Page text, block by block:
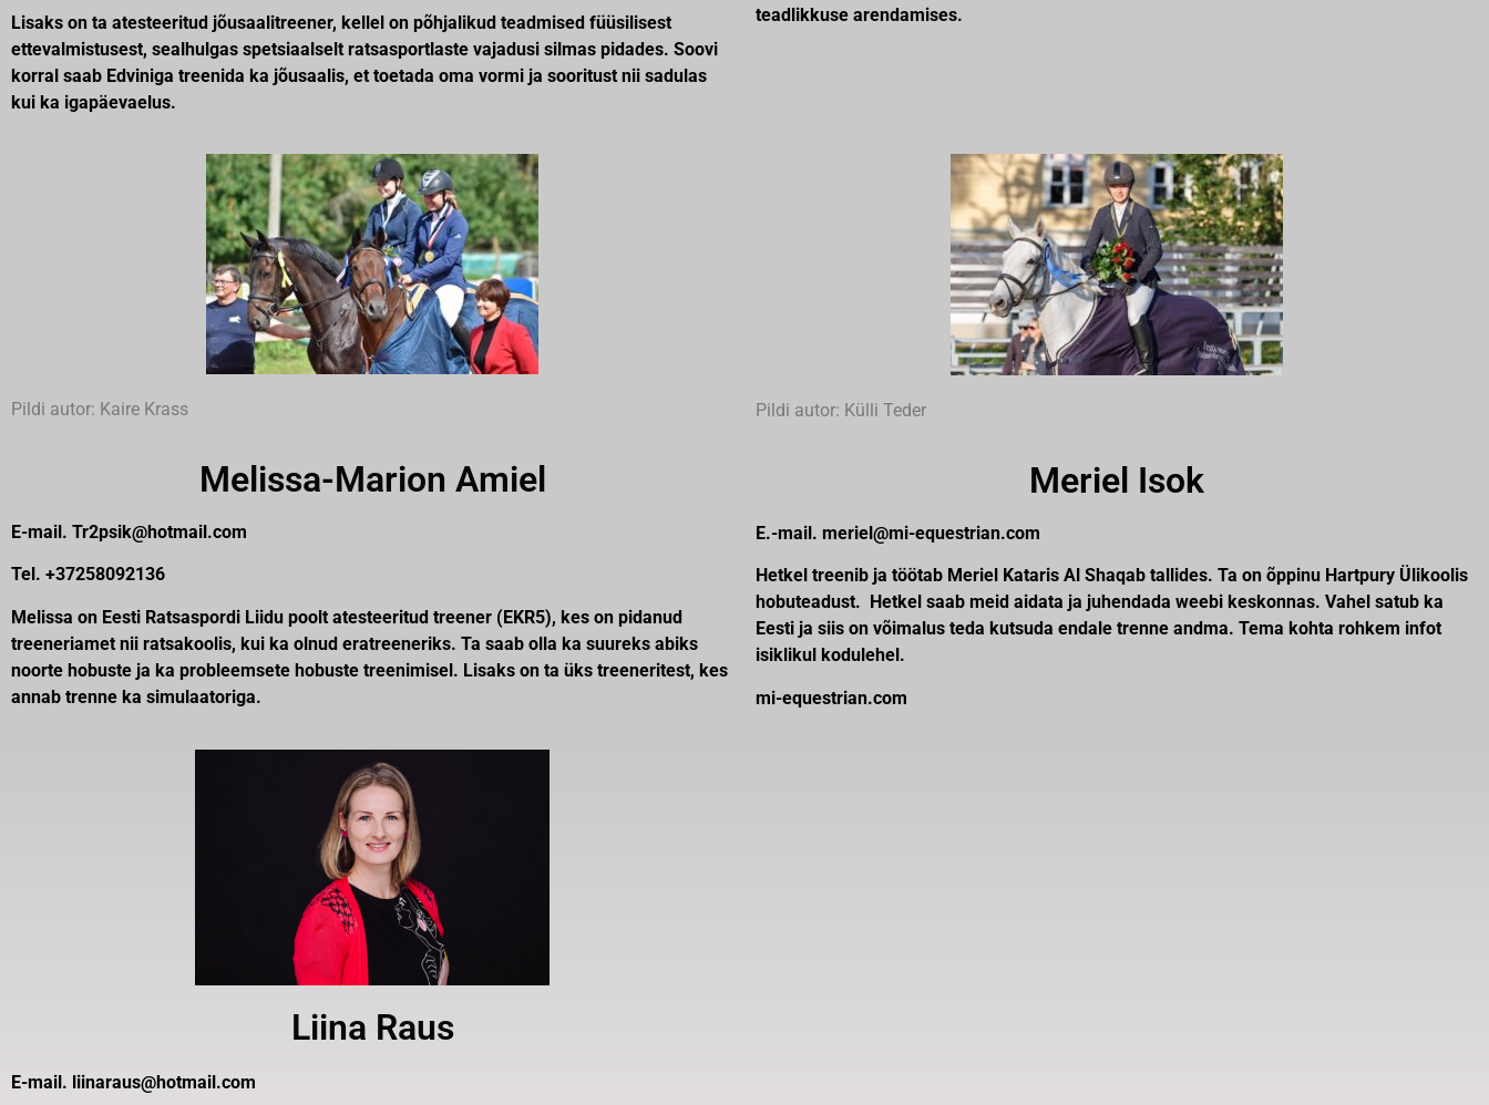
Lisaks on ta atesteeritud jõusaalitreener, kellel on põhjalikud teadmised füüsilisest
ettevalmistusest, sealhulgas spetsiaalselt ratsasportlaste vajadusi silmas pidades. Soovi
korral saab Edviniga treenida ka jõusaalis, et toetada oma vormi ja sooritust nii sadulas
kui ka igapäevaelus.
teadlikkuse arendamises.
Pildi autor: Kaire Krass
Melissa-Marion Amiel
E-mail. Tr2psik@hotmail.com
Tel. +37258092136
Melissa on Eesti Ratsaspordi Liidu poolt atesteeritud treener (EKR5), kes on pidanud
treeneriamet nii ratsakoolis, kui ka olnud eratreeneriks. Ta saab olla ka suureks abiks
noorte hobuste ja ka probleemsete hobuste treenimisel. Lisaks on ta üks treeneritest, kes
annab trenne ka simulaatoriga.
Pildi autor: Külli Teder
Meriel Isok
E.-mail. meriel@mi-equestrian.com
Hetkel treenib ja töötab Meriel Kataris Al Shaqab tallides. Ta on õppinu Hartpury Ülikoolis
hobuteadust. Hetkel saab meid aidata ja juhendada weebi keskonnas. Vahel satub ka
Eesti ja siis on võimalus teda kutsuda endale trenne andma. Tema kohta rohkem infot
isiklikul kodulehel.
mi-equestrian.com
Liina Raus
E-mail. liinaraus@hotmail.com